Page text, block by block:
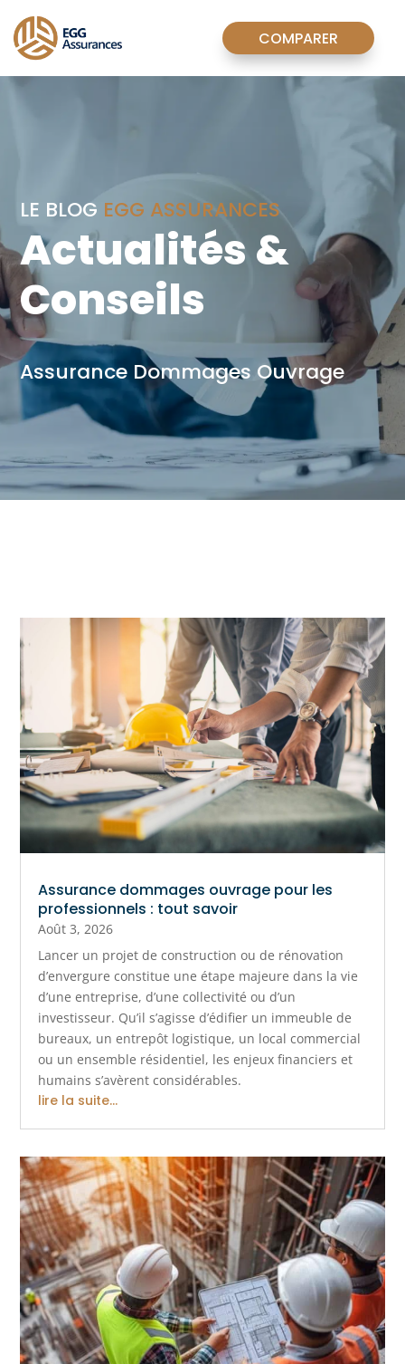
COMPARER
LE BLOG EGG ASSURANCES
Actualités &
Conseils
Assurance Dommages Ouvrage
Assurance dommages ouvrage pour les
professionnels : tout savoir
Août 3, 2026
Lancer un projet de construction ou de rénovation
d’envergure constitue une étape majeure dans la vie
d’une entreprise, d’une collectivité ou d’un
investisseur. Qu’il s’agisse d’édifier un immeuble de
bureaux, un entrepôt logistique, un local commercial
ou un ensemble résidentiel, les enjeux financiers et
humains s’avèrent considérables.
lire la suite...